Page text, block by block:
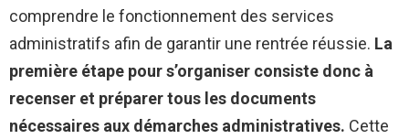
comprendre le fonctionnement des services
administratifs afin de garantir une rentrée réussie. La
première étape pour s’organiser consiste donc à
recenser et préparer tous les documents
nécessaires aux démarches administratives. Cette